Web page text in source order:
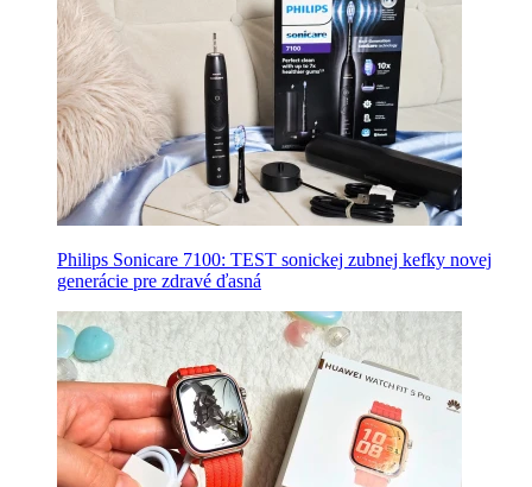
Philips Sonicare 7100: TEST sonickej zubnej kefky novej
generácie pre zdravé ďasná